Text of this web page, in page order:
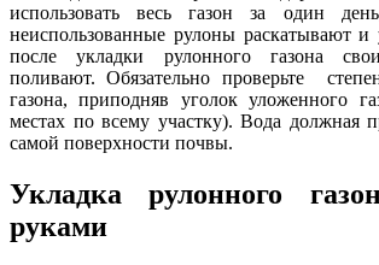
использовать весь газон за один
неиспользованные рулоны раскатывают
после укладки рулонного газона
поливают. Обязательно проверьте
газона, приподняв уголок уложенного
местах по всему участку). Вода должная
самой поверхности почвы.
Укладка рулонного
руками